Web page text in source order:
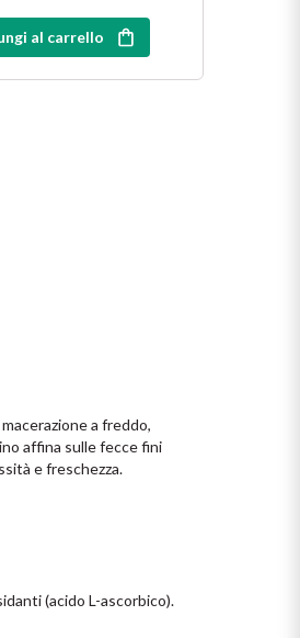
al carrello
a freddo,
affina sulle fecce fini
e freschezza.
(acido L-ascorbico).